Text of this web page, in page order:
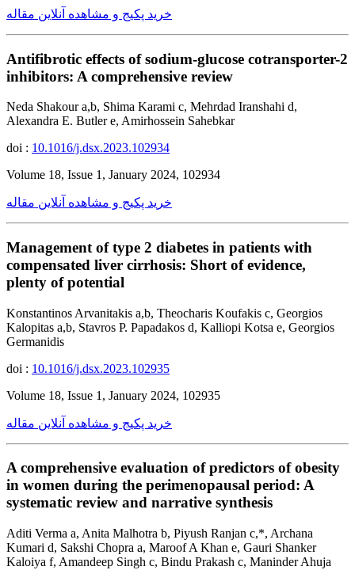
خرید پکیج و مشاهده آنلاین مقاله
Antifibrotic effects of sodium-glucose cotransporter-2
inhibitors: A comprehensive review
Neda Shakour a,b, Shima Karami c, Mehrdad Iranshahi d,
Alexandra E. Butler e, Amirhossein Sahebkar
doi : 10.1016/j.dsx.2023.102934
Volume 18, Issue 1, January 2024, 102934
خرید پکیج و مشاهده آنلاین مقاله
Management of type 2 diabetes in patients with
compensated liver cirrhosis: Short of evidence,
plenty of potential
Konstantinos Arvanitakis a,b, Theocharis Koufakis c, Georgios
Kalopitas a,b, Stavros P. Papadakos d, Kalliopi Kotsa e, Georgios
Germanidis
doi : 10.1016/j.dsx.2023.102935
Volume 18, Issue 1, January 2024, 102935
خرید پکیج و مشاهده آنلاین مقاله
A comprehensive evaluation of predictors of obesity
in women during the perimenopausal period: A
systematic review and narrative synthesis
Aditi Verma a, Anita Malhotra b, Piyush Ranjan c,*, Archana
Kumari d, Sakshi Chopra a, Maroof A Khan e, Gauri Shanker
Kaloiya f, Amandeep Singh c, Bindu Prakash c, Maninder Ahuja